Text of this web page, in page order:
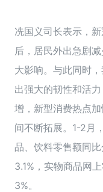
冼国义司长表示，
后，居民外出急剧
大影响。与此同时
出强大的韧性和活
增，新型消费热点
间不断拓展。1-2月
品、饮料零售额同
3.1%，实物商品网
3%。